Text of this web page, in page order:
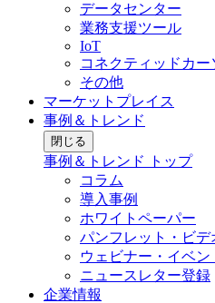
データセンター
業務支援ツール
IoT
コネクティッドカ
その他
マーケットプレイス
事例＆トレンド
閉じる
事例＆トレンド トップ
コラム
導入事例
ホワイトペーパー
パンフレット・ビデ
ウェビナー・イベン
ニュースレター登録
企業情報